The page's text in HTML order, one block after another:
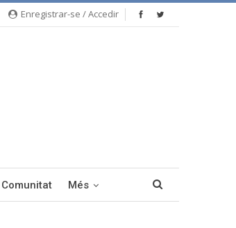
Enregistrar-se / Accedir
Comunitat Més